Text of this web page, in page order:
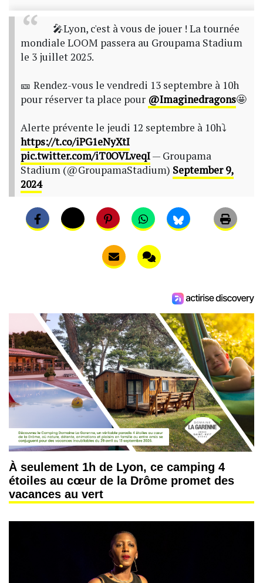
🎤Lyon, c'est à vous de jouer ! La tournée
mondiale LOOM passera au Groupama Stadium
le 3 juillet 2025.
🎫 Rendez-vous le vendredi 13 septembre à 10h
pour réserver ta place pour @Imaginedragons🤩
Alerte prévente le jeudi 12 septembre à 10h⤵️
https://t.co/iPG1eNyXtI
pic.twitter.com/iT0OVLveqI— Groupama
Stadium (@GroupamaStadium) September 9,
2024
À seulement 1h de Lyon, ce camping 4
étoiles au cœur de la Drôme promet des
vacances au vert